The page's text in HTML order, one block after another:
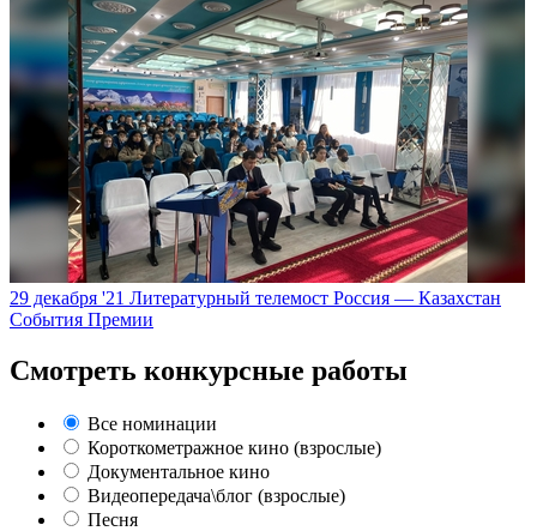
29 декабря '21 Литературный телемост Россия — Казахстан
События Премии
Смотреть конкурсные работы
Все номинации
Короткометражное кино (взрослые)
Документальное кино
Видеопередача\блог (взрослые)
Песня